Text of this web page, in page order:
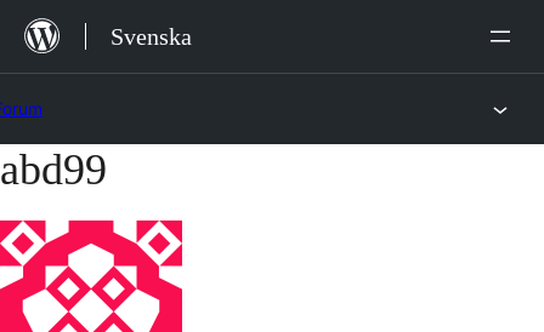
Hoppa
Svenska
Hoppa
innehållet
abd99